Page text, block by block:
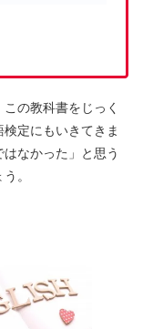
の教科書をじっく
定にもいきてきま
なかった」と思う
。